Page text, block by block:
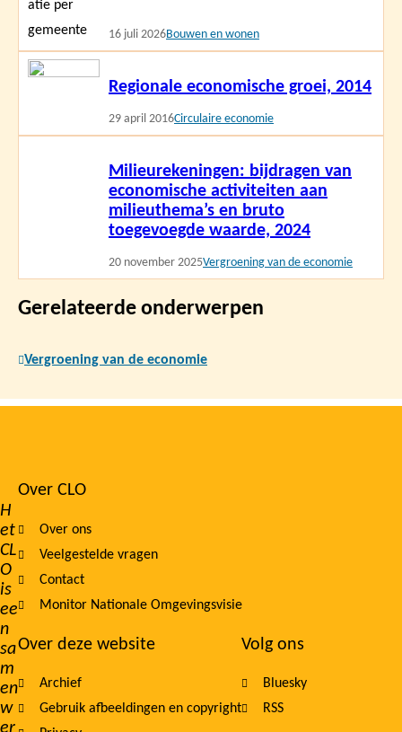
16 juli 2026Bouwen en wonen
Regionale economische groei, 2014
29 april 2016Circulaire economie
Lees
Milieurekeningen: bijdragen van
economische activiteiten aan
milieuthema’s en bruto
toegevoegde waarde, 2024
20 november 2025Vergroening van de economie
Gerelateerde onderwerpen
Vergroening van de economie
H
et
CL
O
is
ee
n
sa
m
en
w
Footer
navigation
Over CLO
Over ons
Veelgestelde vragen
Contact
Monitor Nationale Omgevingsvisie
Over deze website
Archief
Gebruik afbeeldingen en copyright
Volg ons
Bluesky
RSS